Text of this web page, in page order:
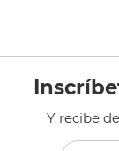
Y recibe